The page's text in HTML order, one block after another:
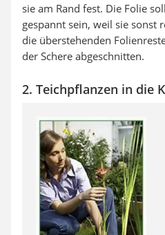
sie am Rand fest. Die Folie
gespannt sein, weil sie sonst
die überstehenden
der Schere abgeschnitten.
2. Teichpflanzen in die